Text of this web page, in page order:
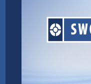
UČLANI SE